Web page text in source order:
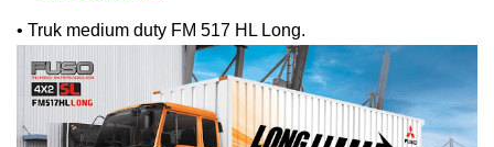
• Truk medium duty FM 517 HL Long.